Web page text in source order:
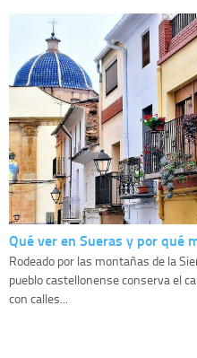
Qué ver en Sueras y por qué
Rodeado por las montañas de la
pueblo castellonense conserva el
con calles...